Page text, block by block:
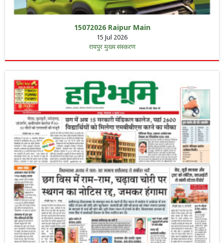
15072026 Raipur Main
15 Jul 2026
रायपुर मुख्य संस्करण